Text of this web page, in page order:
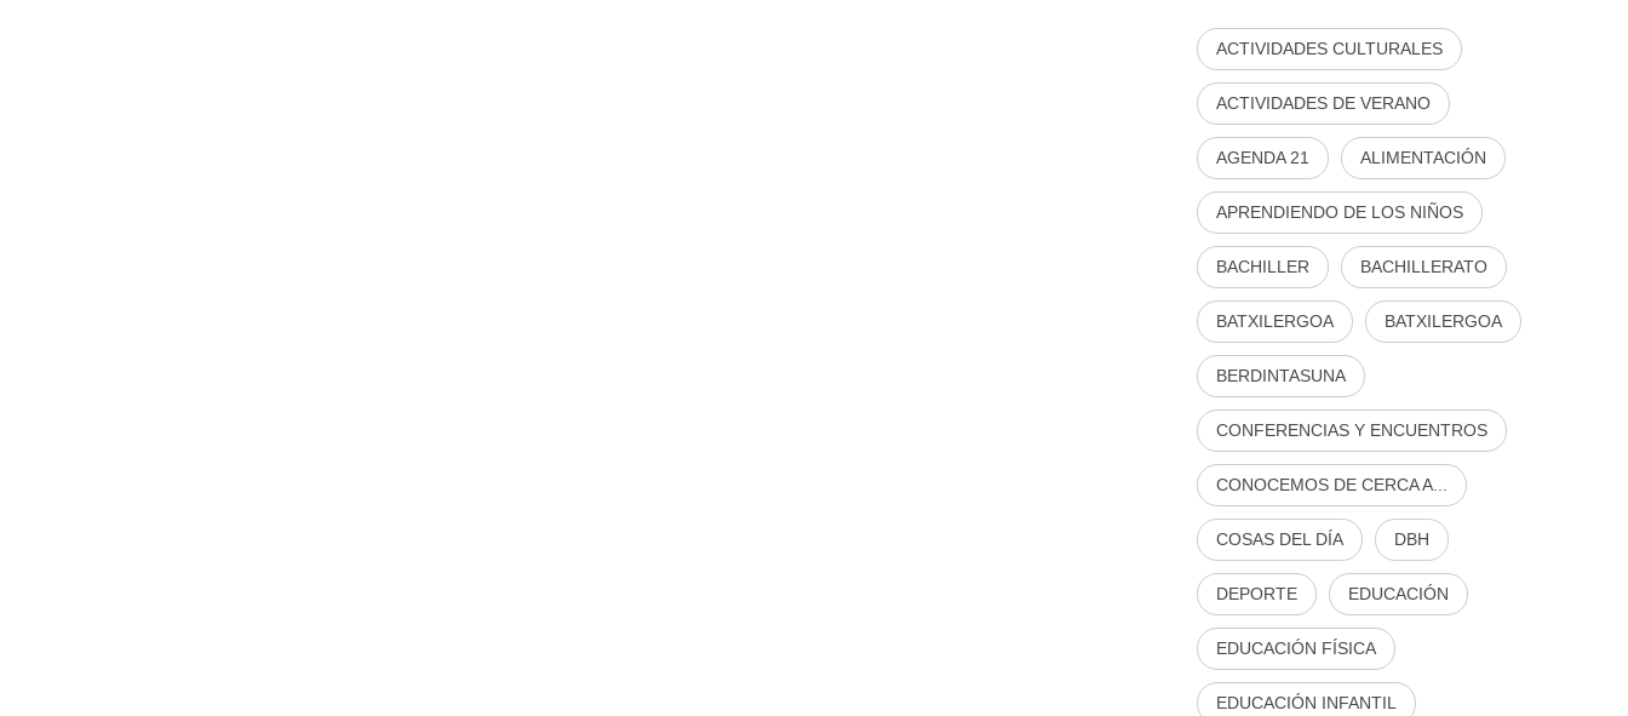
ACTIVIDADES CULTURALES
ACTIVIDADES DE VERANO
AGENDA 21 ALIMENTACIÓN
APRENDIENDO DE LOS NIÑOS
BACHILLER BACHILLERATO
BATXILERGOA BATXILERGOA
BERDINTASUNA
CONFERENCIAS Y ENCUENTROS
CONOCEMOS DE CERCA A...
COSAS DEL DÍA DBH
DEPORTE EDUCACIÓN
EDUCACIÓN FÍSICA
EDUCACIÓN INFANTIL